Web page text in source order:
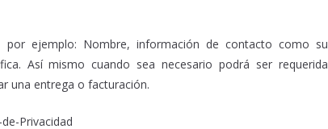
ejemplo: Nombre, información de contacto como su
Así mismo cuando sea necesario podrá ser requerida
una entrega o facturación.